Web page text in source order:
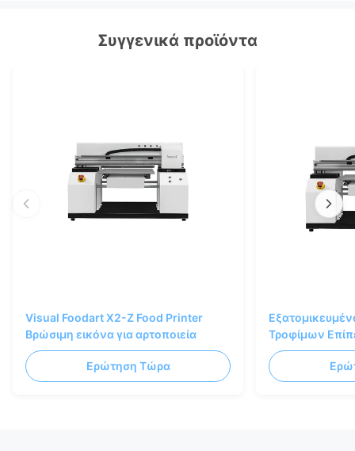
Συγγενικά προϊόντα
Visual Foodart X2-Z Food Printer
Βρώσιμη εικόνα για αρτοποιεία
Ερώτηση Τώρα
Τροφίμων
Φούρνους με